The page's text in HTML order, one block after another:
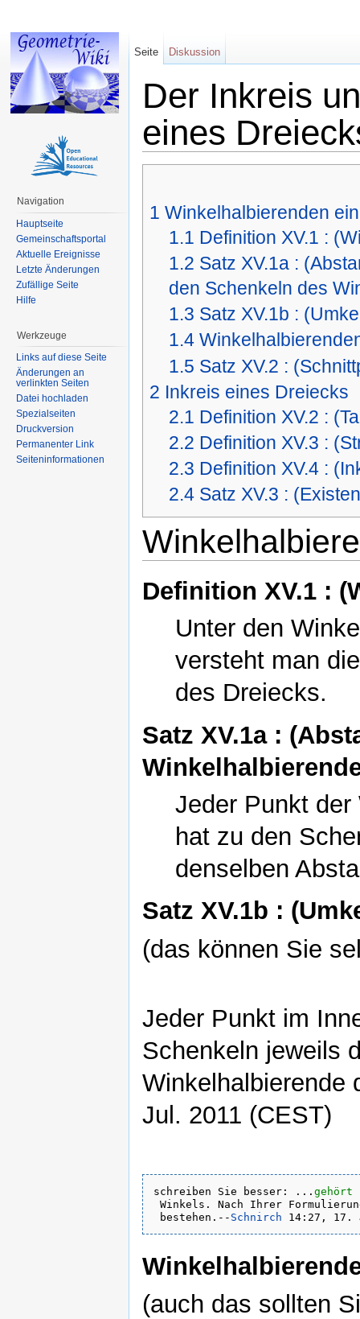
Der Inkreis
eines
1 Winkelhalbierenden
1.1 Definition XV.1 :
1.2 Satz XV.1a :
den Schenkeln des
1.3 Satz XV.1b :
1.4
1.5 Satz XV.2 :
2 Inkreis eines Dreiecks
2.1 Definition XV.2 :
2.2 Definition XV.3 :
2.3 Definition XV.4 :
2.4 Satz XV.3 :
Definition XV.1 :
Unter den
versteht man
des Dreiecks.
Satz XV.1a :
Jeder Punkt
hat zu den
denselben
Satz XV.1b :
(das können Sie
Jeder Punkt im
Schenkeln jeweils
Winkelhalbierende
Jul. 2011 (CEST)
schreiben Sie besser: ... gehört
Winkels. Nach Ihrer
bestehen.-- Schnirch
(auch das sollten
Seite Diskussion
Navigation
Hauptseite
Gemeinschaftsportal
Aktuelle Ereignisse
Letzte Änderungen
Zufällige Seite
Hilfe
Werkzeuge
Links auf diese Seite
Änderungen an
verlinkten Seiten
Datei hochladen
Spezialseiten
Druckversion
Permanenter Link
Seiteninformationen